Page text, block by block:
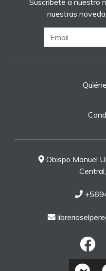
Suscríbete a nuestro
nuestras
Obispo Manuel